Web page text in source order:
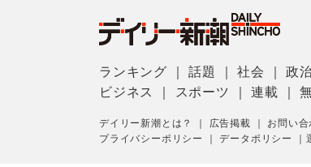
ランキング ｜話題 ｜社会 ｜政
ビジネス
スポーツ ｜連載 ｜
デイリー新潮とは？ 広告掲載 お問い合
プライバシーポリシー
｜データポリシー